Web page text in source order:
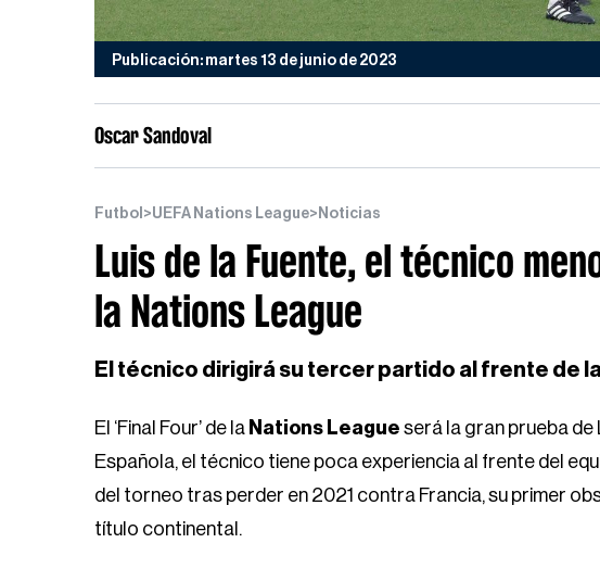
Publicación: martes 13 de junio de 2023
Oscar Sandoval
Futbol >UEFA Nations League> Noticias
Luis de la Fuente, el técnico
la Nations League
El técnico dirigirá su tercer partido al frente de
El ‘Final Four’ de la Nations League será la gran prueba de
Española, el técnico tiene poca experiencia al frente del
del torneo tras perder en 2021 contra Francia, su primer
título continental.